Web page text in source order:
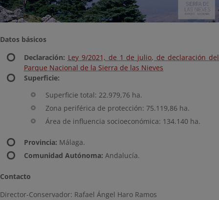
Datos básicos
Declaración: Ley 9/2021, de 1 de julio, de declaración del
Parque Nacional de la Sierra de las Nieves
Superficie:
Superficie total: 22.979,76 ha.
Zona periférica de protección: 75.119,86 ha.
Área de influencia socioeconómica: 134.140 ha.
Provincia: Málaga.
Comunidad Autónoma: Andalucía.
Contacto
Director-Conservador: Rafael Ángel Haro Ramos